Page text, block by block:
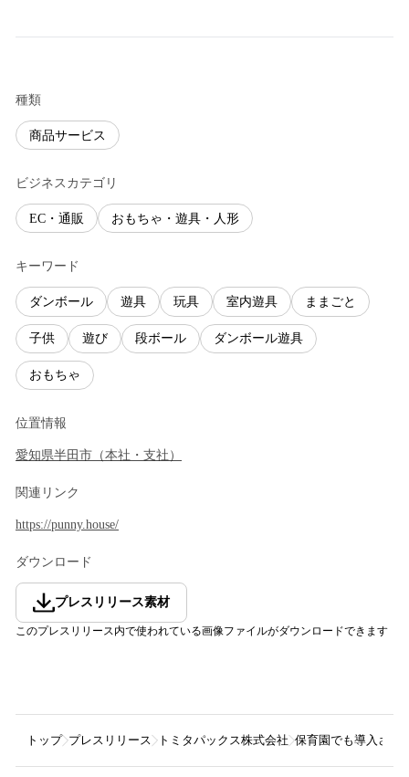
種類
商品サービス
ビジネスカテゴリ
EC・通販 おもちゃ・遊具・人形
キーワード
ダンボール 遊具 玩具 室内遊具 ままごと
子供 遊び 段ボール ダンボール遊具
おもちゃ
位置情報
愛知県半田市 （本社・支社 ）
関連リンク
https://punny.house/
ダウンロード
プレスリリース素材
このプレスリリース内で使われている画像ファイルがダウンロードできます
トップ プレスリリース トミタパックス株式会社 保育園でも導入され